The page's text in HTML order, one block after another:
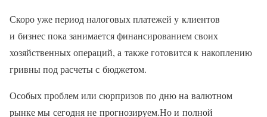
Скоро уже период налоговых платежей у клиентов
и бизнес пока занимается финансированием своих
хозяйственных операций, а также готовится к накоплению
гривны под расчеты с бюджетом.
Особых проблем или сюрпризов по дню на валютном
рынке мы сегодня не прогнозируем.Но и полной